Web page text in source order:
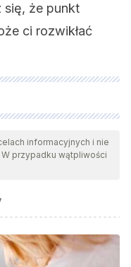
się, że punkt
ci rozwikłać
celu zapewnienia ich
Bibliografia
M. (2010).200 tareas
de pareja
informacyjnych i nie
przypadku wątpliwości